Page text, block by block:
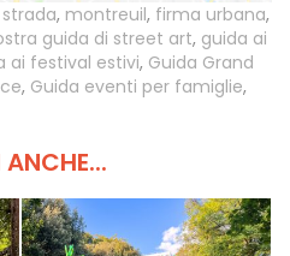
, montreuil, firma urbana,
guida di street art, guida ai
ai festival estivi, Guida Grand
, Guida eventi per famiglie,
ANCHE...